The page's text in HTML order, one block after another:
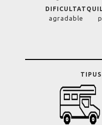
DIFICULTAT
agradable